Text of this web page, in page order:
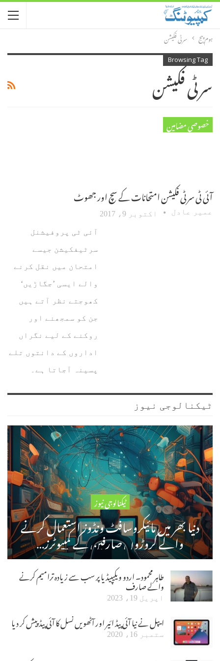
ہوم پیج سرٹی فکیشن
Browsing Tag
سرٹی فکیشن
خصوصی مضامین
آئی ٹی سرٹی فکیشن امتحانات کے سچ اور جھوٹ‎
عمیر عادل اکتوبر 9، 2017
آئی ٹی پروفیشنل
سرٹیفکیشن جیسے
امتحان میں نقل کرنے
والے ایسی ’جگاڑیں‘
کھوجتے نظر آتے ہیں
جن کو سمجھنے اور
روکنے کے لیے نگراں
اداروں کے دانتوں تلے
پسینہ آجاتا ہے۔
ٹیکنالوجی نیوز
ٹیکنالوجی نیوز
دنیا بھر میں مائیکروسافٹ ونڈوز استعمال کرنے
والے کروڑوں صارفین کے کمپیوٹرز…
طاہر محمود۔ اردو ویکیپیڈیا پر سب سے زیادہ ترامیم کرنے
والے صارف
اپریل 19، 2023
ایپل نے نیا آئی پیڈ ائیر اور آٹھویں نسل کا آئی پیڈ پیش کر دیا
ستمبر 16، 2020